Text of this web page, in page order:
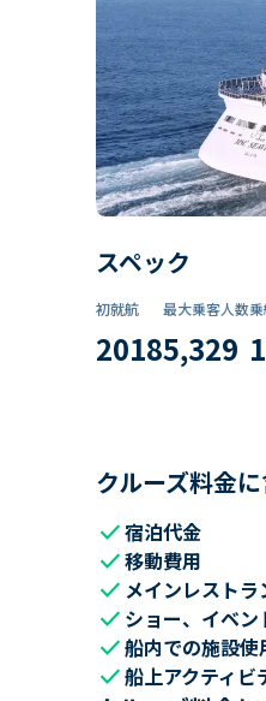
スペック
初就航
2018
最大乗客人数
5,329
クルーズ料金
check宿泊代金
check移動費用
check メインレスト
check ショー、イベ
check船内での施設使
check船上アクティビ